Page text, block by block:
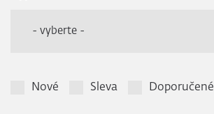
- vyberte -
Nové Sleva Doporučené